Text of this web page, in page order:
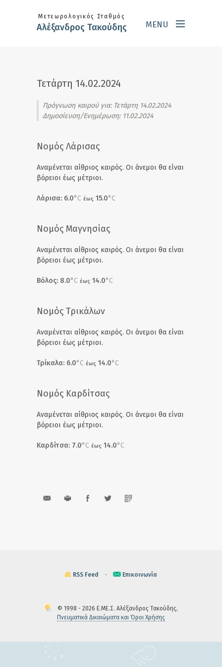
Μετεωρολογικός Σταθμός
Αλέξανδρος Τακούδης MENU
Τετάρτη 14.02.2024
Πρόγνωση καιρού για: Τετάρτη 14.02.2024
Δημοσίευση/Ενημέρωση: 11.02.2024
Νομός Λάρισας
Αναμένεται αίθριος καιρός. Οι άνεμοι θα είναι
βόρειοι έως μέτριοι.
Λάρισα: 6.0°C έως 15.0°C
Νομός Μαγνησίας
Αναμένεται αίθριος καιρός. Οι άνεμοι θα είναι
βόρειοι έως μέτριοι.
Βόλος: 8.0°C έως 14.0°C
Νομός Τρικάλων
Αναμένεται αίθριος καιρός. Οι άνεμοι θα είναι
βόρειοι έως μέτριοι.
Τρίκαλα: 6.0°C έως 14.0°C
Νομός Καρδίτσας
Αναμένεται αίθριος καιρός. Οι άνεμοι θα είναι
βόρειοι έως μέτριοι.
Καρδίτσα: 7.0°C έως 14.0°C
RSS Feed · Επικοινωνία
© 1998 - 2026 Ε.ΜΕ.Σ. Αλέξανδρος Τακούδης,
Πνευματικά Δικαιώματα και Όροι Χρήσης